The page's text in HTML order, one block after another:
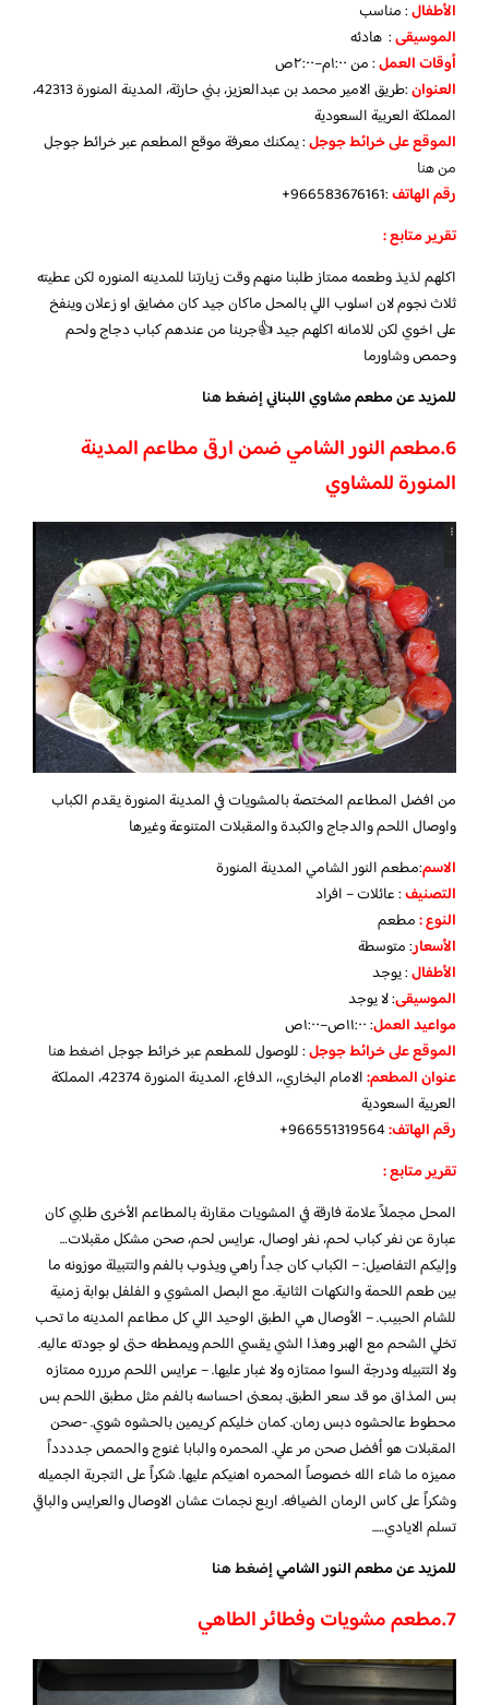
الأطفال: مناسب
الموسيقى: هادئه
أوقات العمل: من ١:٠٠م–٢:٠٠ص
العنوان
:طريق الامير محمد بن عبدالعزيز، بني حارثة، المدينة المنورة 42313،
المملكة العربية السعودية
الموقع على خرائط جوجل: يمكنك معرفة موقع المطعم عبر خرائط جوجل
من هنا
رقم الهاتف:966583676161+
تقرير متابع :
اكلهم لذيذ وطعمه ممتاز طلبنا منهم وقت زيارتنا للمدينه المنوره لكن عطيته
ثلاث نجوم لان اسلوب اللي بالمحل ماكان جيد كان مضايق او زعلان وينفخ
على اخوي لكن للامانه اكلهم جيد 👍جربنا من عندهم كباب دجاج ولحم
وحمص وشاورما
للمزيد عن مطعم مشاوي اللبنانيإضغط هنا
6.مطعم النور الشامي ضمن ارقى مطاعم المدينة
المنورة للمشاوي
من افضل المطاعم المختصة بالمشويات في المدينة المنورة يقدم الكباب
واوصال اللحم والدجاج والكبدة والمقبلات المتنوعة وغيرها
الاسم:مطعم النور الشامي المدينة المنورة
التصنيف: عائلات – افراد
النوع :مطعم
الأسعار:متوسطة
الأطفال:يوجد
الموسيقى:لا يوجد
مواعيد العمل: ١١:٠٠ص–١:٠٠ص
الموقع على خرائط جوجل: للوصول للمطعم عبر خرائط جوجلاضغط هنا
عنوان المطعم:
الامام البخاري،، الدفاع، المدينة المنورة 42374، المملكة
العربية السعودية
رقم الهاتف:
تقرير متابع :
المحل مجملاً علامة فارقة في المشويات مقارنة بالمطاعم الأخرى طلبي كان
عبارة عن نفر كباب لحم، نفر اوصال، عرايس لحم، صحن مشكل مقبلات…
وإليكم التفاصيل: – الكباب كان جداً راهي ويذوب بالفم والتتبيلة موزونه ما
بين طعم اللحمة والنكهات الثانية. مع البصل المشوي و الفلفل بوابة زمنية
للشام الحبيب. – الأوصال هي الطبق الوحيد اللي كل مطاعم المدينه ما تحب
تخلي الشحم مع الهبر وهذا الشي يقسي اللحم ويمططه حتى لو جودته عاليه.
ولا التتبيله ودرجة السوا ممتازه ولا غبار عليها. – عرايس اللحم مررره ممتازه
بس المذاق مو قد سعر الطبق. بمعنى احساسه بالفم مثل مطبق اللحم بس
محطوط عالحشوه دبس رمان. كمان خليكم كريمين بالحشوه شوي. -صحن
المقبلات هو أفضل صحن مر علي. المحمره والبابا غنوج والحمص جدددداً
مميزه ما شاء الله خصوصاً المحمره اهنيكم عليها. شكراً على التجربة الجميله
وشكراً على كاس الرمان الضيافه. اربع نجمات عشان الاوصال والعرايس والباقي
تسلم الايادي…..
للمزيد عن مطعم النور الشاميإضغط هنا
7.مطعم مشويات وفطائر الطاهي